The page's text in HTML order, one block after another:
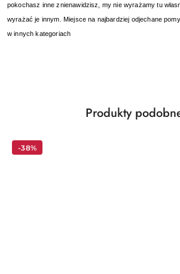
pokochasz inne znienawidzisz, my nie wyrażamy tu
wyrażać je innym. Miejsce na najbardziej odjechane
w innych kategoriach
Pomiń karuzelę produktów
Produkty
Produkty
-38%